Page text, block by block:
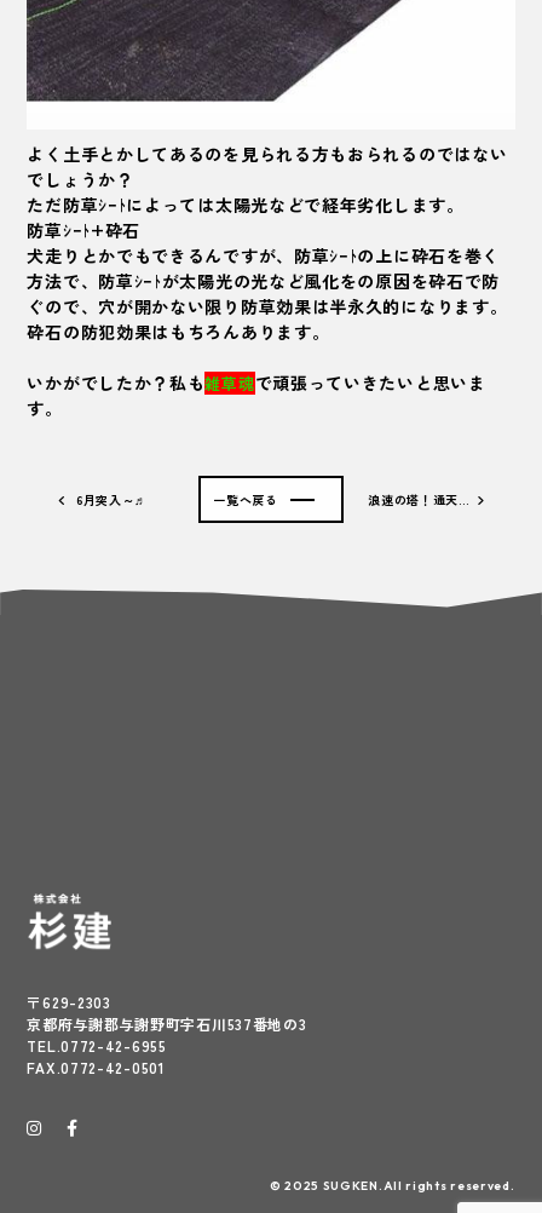
よく土手とかしてあるのを見られる方もおられるのではない
でしょうか？
ただ防草ｼｰﾄによっては太陽光などで経年劣化します。
防草ｼｰﾄ+砕石
犬走りとかでもできるんですが、防草ｼｰﾄの上に砕石を巻く
方法で、防草ｼｰﾄが太陽光の光など風化をの原因を砕石で防
ぐので、穴が開かない限り防草効果は半永久的になります。
砕石の防犯効果はもちろんあります。
いかがでしたか？私も雑草魂で頑張っていきたいと思いま
す。
6月突入～♬ 浪速の塔！通天…
一覧へ戻る
〒629-2303
京都府与謝郡与謝野町字石川537番地の3
TEL.0772-42-6955
FAX.0772-42-0501
© 2025 SUGKEN.All rights reserved.